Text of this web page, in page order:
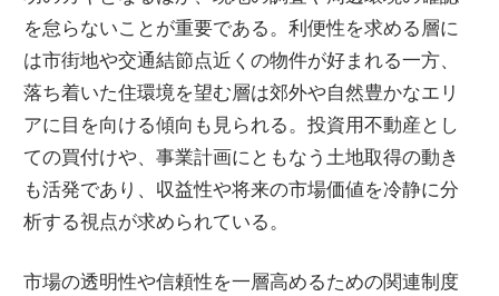
を怠らないことが重要である。利便性を求める層に
は市街地や交通結節点近くの物件が好まれる一方、
落ち着いた住環境を望む層は郊外や自然豊かなエリ
アに目を向ける傾向も見られる。投資用不動産とし
ての買付けや、事業計画にともなう土地取得の動き
も活発であり、収益性や将来の市場価値を冷静に分
析する視点が求められている。
市場の透明性や信頼性を一層高めるための関連制度